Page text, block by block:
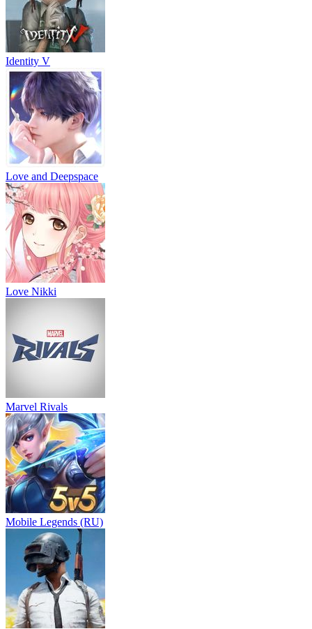
Identity V
Love and Deepspace
Love Nikki
Marvel Rivals
Mobile Legends (RU)